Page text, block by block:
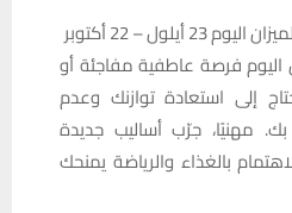
– 22 أکتوبر
اليوم فرصة عاطفية مفاجئة أو
إلى استعادة توازنك وعدم
بك. مهنيًا، جرّب أساليب جديدة
بالغذاء والرياضة يمنحك